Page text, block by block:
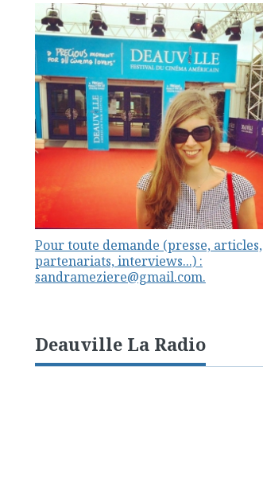
Pour toute demande (presse, articles,
partenariats, interviews...) :
sandrameziere@gmail.com.
Deauville La Radio